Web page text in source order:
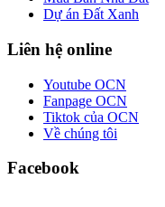
Dự án Đất Xanh
Liên hệ online
Youtube OCN
Fanpage OCN
Tiktok của OCN
Về chúng tôi
Facebook